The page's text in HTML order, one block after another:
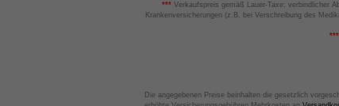
*** Verkaufspreis gemäß Lauer-Taxe; verbindlicher
Krankenversicherungen (z.B. bei Verschreibung des
Die angegebenen Preise beinhalten die gesetzlich